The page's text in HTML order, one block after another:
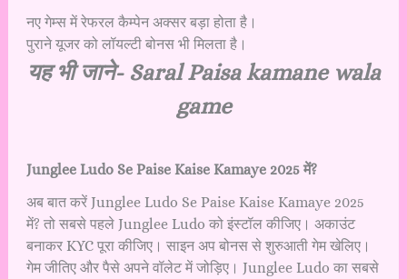
नए गेम्स में रेफरल कैम्पेन अक्सर बड़ा होता है।
पुराने यूजर को लॉयल्टी बोनस भी मिलता है।
यह भी जाने- Saral Paisa kamane wala
game
Junglee Ludo Se Paise Kaise Kamaye 2025 में?
अब बात करें Junglee Ludo Se Paise Kaise Kamaye 2025
में? तो सबसे पहले Junglee Ludo को इंस्टॉल कीजिए। अकाउंट
बनाकर KYC पूरा कीजिए। साइन अप बोनस से शुरुआती गेम खेलिए।
गेम जीतिए और पैसे अपने वॉलेट में जोड़िए। Junglee Ludo का सबसे